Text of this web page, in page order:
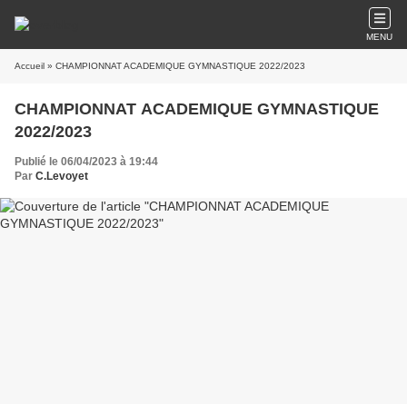
MENU
Accueil » CHAMPIONNAT ACADEMIQUE GYMNASTIQUE 2022/2023
CHAMPIONNAT ACADEMIQUE GYMNASTIQUE
2022/2023
Publié le 06/04/2023 à 19:44
Par C.Levoyet